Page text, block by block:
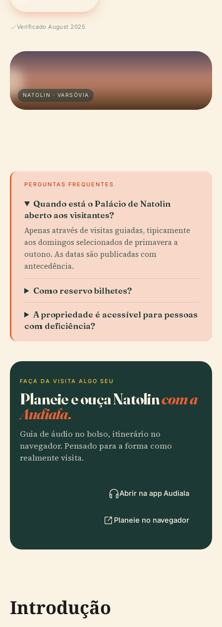
Verificado August 2025
NATOLIN · VARSÓVIA
PERGUNTAS FREQUENTES
Quando está o Palácio de Natolin
aberto aos visitantes?
Apenas através de visitas guiadas, tipicamente
aos domingos selecionados de primavera a
outono. As datas são publicadas com
antecedência.
Como reservo bilhetes?
A propriedade é acessível para pessoas
com deficiência?
FAÇA DA VISITA ALGO SEU
Planeie e ouça Natolincom a
Audiala.
Guia de áudio no bolso, itinerário no
navegador. Pensado para a forma como
realmente visita.
Abrir na app Audiala
Planeie no navegador
Introdução